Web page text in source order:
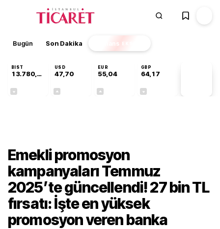
Bugün Son Dakika Finans EKSTRA
BIST
13.780,94
USD
47,70
EUR
55,04
GBP
64,17
Emekli promosyon
kampanyaları Temmuz
2025’te güncellendi! 27 bin TL
fırsatı: İşte en yüksek
promosyon veren banka